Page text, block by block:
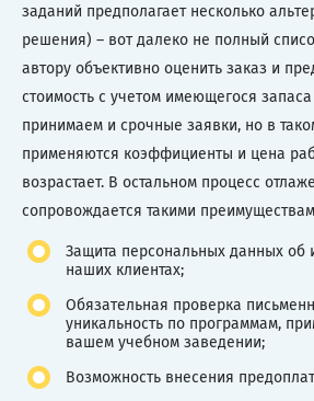
заданий предполагает несколько
решения) – вот далеко не полный
автору объективно оценить заказ и
стоимость с учетом имеющегося
принимаем и срочные заявки, но в
применяются коэффициенты и цена
возрастает. В остальном процесс
сопровождается такими
Защита персональных данных об
наших клиентах;
Обязательная проверка
уникальность по программам,
вашем учебном заведении;
Возможность внесения